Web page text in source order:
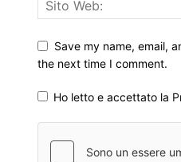
Save my name, email,
the next time I comment.
Ho letto e accettato la